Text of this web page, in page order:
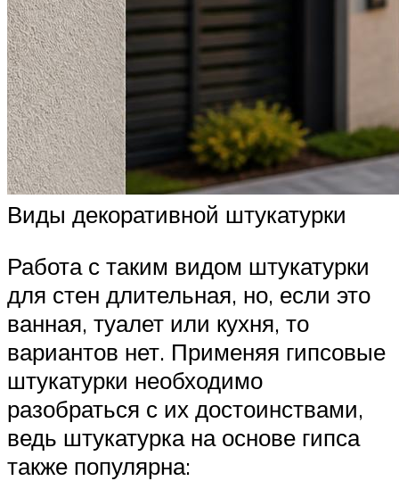
Виды декоративной штукатурки
Работа с таким видом штукатурки
для стен длительная, но, если это
ванная, туалет или кухня, то
вариантов нет. Применяя гипсовые
штукатурки необходимо
разобраться с их достоинствами,
ведь штукатурка на основе гипса
также популярна: